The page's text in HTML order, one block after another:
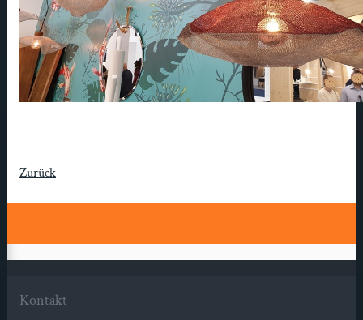
Zurück
Kontakt